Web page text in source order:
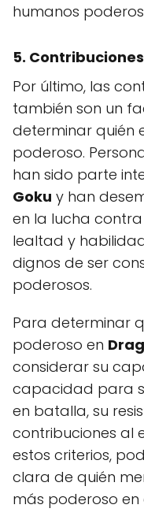
humanos
5.
Por último, las
también son un
determinar quién
poderoso.
han sido parte
Goku y han
en la lucha
lealtad y
dignos de ser
poderosos.
Para determinar
poderoso en
considerar su
capacidad para
en batalla, su
contribuciones al
estos criterios,
clara de quién
más poderoso en